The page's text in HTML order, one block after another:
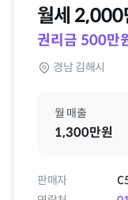
월세 2,000
권리금 500만
경남 김해시
월 매출
1,300만원
판매자